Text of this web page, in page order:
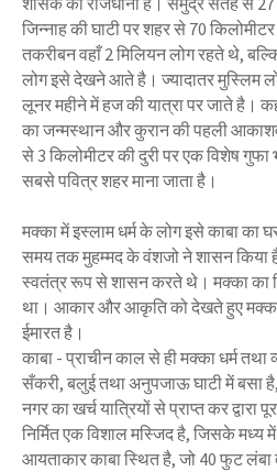
जिन्नाह की घाटी पर शहर से 70
तकरीबन वहाँ 2 मिलियन लोग रहते थे,
लोग इसे देखने आते है। ज्यादातर मुस्लिम
लूनर महीने में हज की यात्रा पर जाते है।
का जन्मस्थान और कुरान की पहली
से 3 किलोमीटर की दुरी पर एक विशेष गुफा
सबसे पवित्र शहर माना जाता है।
मक्का में इस्लाम धर्म के लोग इसे काबा का
समय तक मुहम्मद के वंशजो ने शासन किया
स्वतंत्र रूप से शासन करते थे। मक्का का
था। आकार और आकृति को देखते हुए
ईमारत है।
काबा - प्राचीन काल से ही मक्का धर्म तथा
सँकरी, बलुई तथा अनुपजाऊ घाटी में बसा है,
नगर का खर्च यात्रियों से प्राप्त कर द्वारा
निर्मित एक विशाल मस्जिद है, जिसके मध्य
आयताकार काबा स्थित है, जो 40 फुट